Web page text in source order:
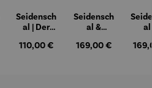
Seidensch
al | Der
(1913) –
Regulärer Preis:
110,00 €
Seidensch
al &
rm Set |
Regulärer Preis:
169,00 €
rm